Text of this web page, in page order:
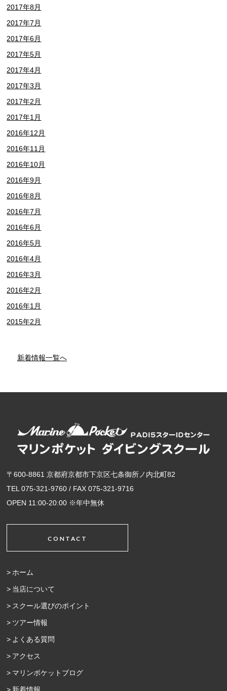
2017年8月
2017年7月
2017年6月
2017年5月
2017年4月
2017年3月
2017年2月
2017年1月
2016年12月
2016年11月
2016年10月
2016年9月
2016年8月
2016年7月
2016年6月
2016年5月
2016年4月
2016年3月
2016年2月
2016年1月
2015年2月
新着情報一覧へ
〒600-8861 京都府京都市下京区七条御所ノ内北町82
TEL 075-321-9760 / FAX 075-321-9716
OPEN 11:00-20:00 ※年中無休
CONTACT
ホーム
当店について
スクール選びのポイント
ツアー情報
よくある質問
アクセス
マリンポケットブログ
新着情報